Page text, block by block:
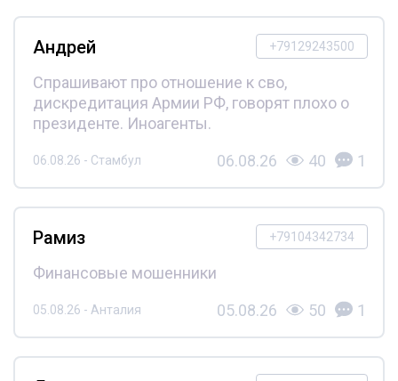
+79129243500
Андрей
Спрашивают про отношение к сво,
дискредитация Армии РФ, говорят плохо о
президенте. Иноагенты.
06.08.26 - Стамбул 06.08.26 40 1
+79104342734
Рамиз
Финансовые мошенники
05.08.26 - Анталия 05.08.26 50 1